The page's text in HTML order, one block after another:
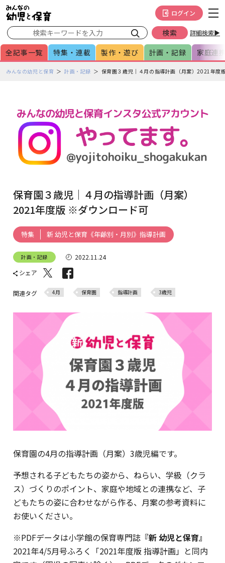
詳細検索▶
ログイン
全記事一覧 特集・連載 製作・遊び 計画・記録 家庭連
ペみんなの幼児と保育 計画・記録 保育園３歳児｜４月の指導計画（月案）2021年度
保育園３歳児｜４月の指導計画（月案）
2021年度版 ※ダウンロード可
特集 新 幼児と保育《年齢別・月別》指導計画
計画・記録
2022.11.24
シェア
関連タグ 4月 保育園 指導計画 3歳児
保育園の4月の指導計画（月案）3歳児編です。
予想される子どもたちの姿から、ねらい、学級（クラ
ス）づくりのポイント、家庭や地域との連携など、子
どもたちの姿に合わせながら作る、月案の参考資料に
お使いください。
※PDFデータは小学館の保育専門誌 『新 幼児と保育』
2021年4/5月号ふろく「2021年度版 指導計画」と同内